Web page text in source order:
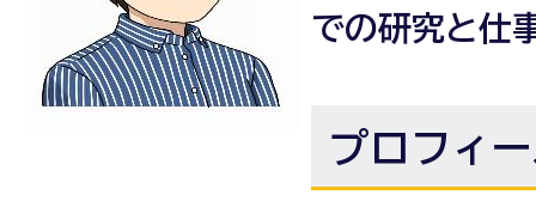
での研究と仕
プロフィ